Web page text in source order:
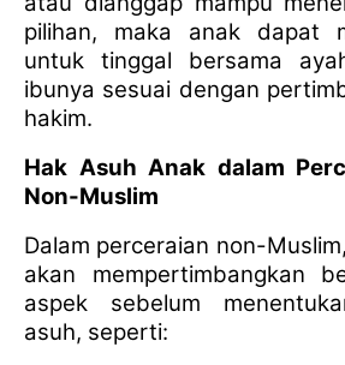
pilihan, maka anak dapat
untuk tinggal bersama
ibunya sesuai dengan
hakim.
Hak Asuh Anak dalam
Non-Muslim
Dalam perceraian non-
akan mempertimbangkan
aspek sebelum
asuh, seperti: